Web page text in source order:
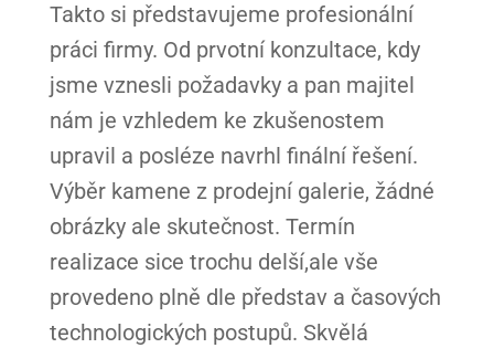
Takto si představujeme profesionální
práci firmy. Od prvotní konzultace, kdy
jsme vznesli požadavky a pan majitel
nám je vzhledem ke zkušenostem
upravil a posléze navrhl finální řešení.
Výběr kamene z prodejní galerie, žádné
obrázky ale skutečnost. Termín
realizace sice trochu delší,ale vše
provedeno plně dle představ a časových
technologických postupů. Skvělá